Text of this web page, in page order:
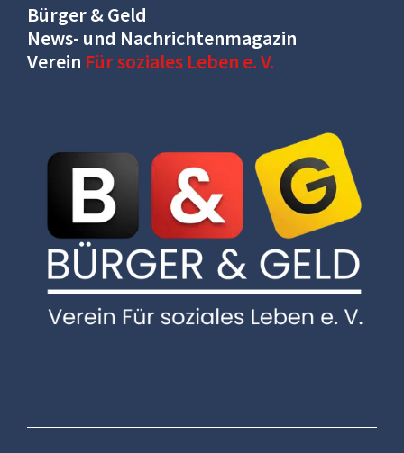
Bürger & Geld
News- und Nachrichtenmagazin
Verein Für soziales Leben e. V.